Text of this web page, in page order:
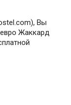
Вы
Жаккард